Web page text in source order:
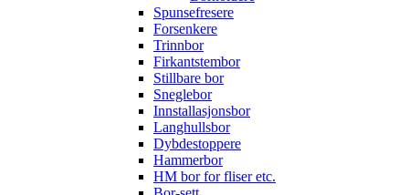
Spunsefresere
Forsenkere
Trinnbor
Firkantstembor
Stillbare bor
Sneglebor
Innstallasjonsbor
Langhullsbor
Dybdestoppere
Hammerbor
HM bor for fliser etc.